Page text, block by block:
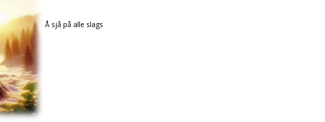
Å sjå på alle slags